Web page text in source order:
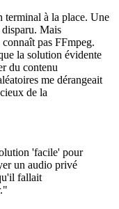
terminal à la place. Une
Mais
pas FFmpeg.
la solution évidente
du contenu
me dérangeait
de la
'facile' pour
un audio privé
fallait